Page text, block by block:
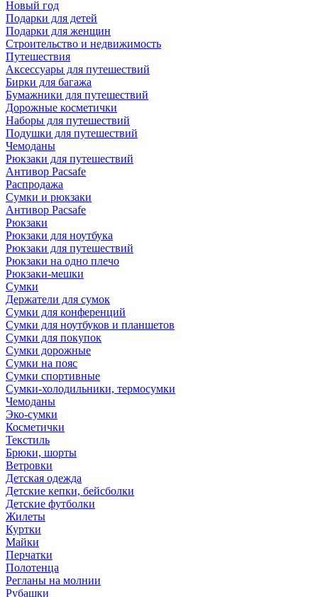
Новый год
Подарки для детей
Подарки для женщин
Строительство и недвижимость
Путешествия
Аксессуары для путешествий
Бирки для багажа
Бумажники для путешествий
Дорожные косметички
Наборы для путешествий
Подушки для путешествий
Чемоданы
Рюкзаки для путешествий
Антивор Pacsafe
Распродажа
Сумки и рюкзаки
Антивор Pacsafe
Рюкзаки
Рюкзаки для ноутбука
Рюкзаки для путешествий
Рюкзаки на одно плечо
Рюкзаки-мешки
Сумки
Держатели для сумок
Сумки для конференций
Сумки для ноутбуков и планшетов
Сумки для покупок
Сумки дорожные
Сумки на пояс
Сумки спортивные
Сумки-холодильники, термосумки
Чемоданы
Эко-сумки
Косметички
Текстиль
Брюки, шорты
Ветровки
Детская одежда
Детские кепки, бейсболки
Детские футболки
Жилеты
Куртки
Майки
Перчатки
Полотенца
Регланы на молнии
Рубашки